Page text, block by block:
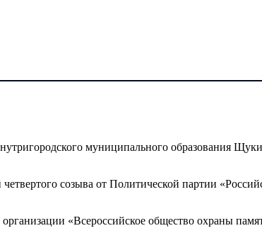
муниципального образования
созыва от Политической партии
«Всероссийское общество охраны